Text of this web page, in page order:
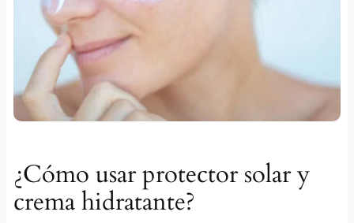
¿Cómo usar protector solar y
crema hidratante?